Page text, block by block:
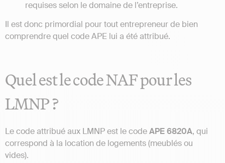
requises selon le domaine de l’entreprise.
Il est donc primordial pour tout entrepreneur de bien
comprendre quel code APE lui a été attribué.
Quel est le code NAF pour les
LMNP ?
Le code attribué aux LMNP est le codeAPE 6820A, qui
correspond à la location de logements (meublés ou
vides).